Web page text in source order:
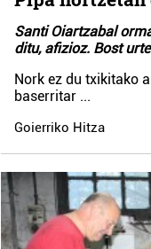
Santi Oiartzabal
ditu, afizioz. Bost
Nork ez du txikitako
baserritar ...
Goierriko Hitza